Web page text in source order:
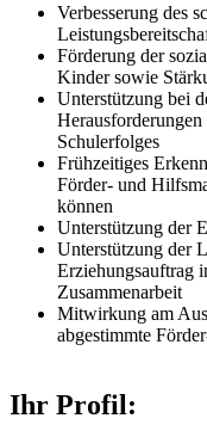
Verbesserung des
Förderung der
Kinder sowie
Unterstützung bei
Schulerfolges
Frühzeitiges
Förder- und
können
Unterstützung der
Unterstützung der
Erziehungsauftrag
Zusammenarbeit
Mitwirkung am
abgestimmte
Ihr Profil: